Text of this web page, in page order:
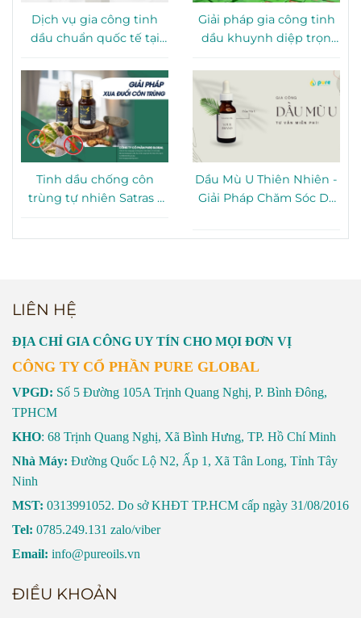
Dịch vụ gia công tinh
dầu chuẩn quốc tế tại
Giải pháp gia công tinh
dầu khuynh diệp trọn
Tinh dầu chống côn
trùng tự nhiên Satras -
đình hiệu quả
Dầu Mù U Thiên Nhiên -
Giải Pháp Chăm Sóc Da
Nhiên
LIÊN HỆ
ĐỊA CHỈ GIA CÔNG UY TÍN CHO MỌI ĐƠN VỊ
CÔNG TY CỔ PHẦN PURE GLOBAL
VPGD: Số 5 Đường 105A Trịnh Quang Nghị, P. Bình Đông,
TPHCM
KHO: 68 Trịnh Quang Nghị, Xã Bình Hưng, TP. Hồ Chí Minh
Nhà Máy: Đường Quốc Lộ N2, Ấp 1, Xã Tân Long, Tỉnh Tây
Ninh
MST: 0313991052. Do sở KHĐT TP.HCM cấp ngày 31/08/2016
Tel: 0785.249.131 zalo/viber
Email: info@pureoils.vn
ĐIỀU KHOẢN